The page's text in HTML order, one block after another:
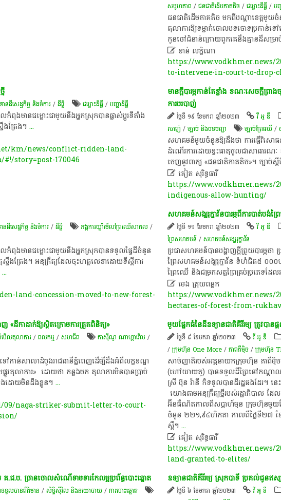
សមូហភាព /​ជនជាតិ​ដើម​ភាគតិច​/ជម្លោះ​ដីធ្លី/ប
ជនជាតិដើមភាគតិច មកពីបណ្តា​ខេត្ត​មួយ​
តុលាការ​ឱ្យទម្លាក់ចោលបទចោទប្រកាន់ទៅ
កូនចៅ​ជំនាន់​ក្រោយ​ពួក​គេ​នឹង​គ្មាន​ដីសម្
 ខាន់ លក្ខិណា
https://www.vodkhmer.news/
to-intervene-in-court-to-drop-
នដីសេដ្ឋកិច្ច និងចំការ/ដីធ្លី ជម្លោះ​ដីធ្លី/បញ្ហា​ដី​ធ្លី​
មាន​ជម្លោះ​ជាមួយ​នឹង​អ្នក​ស្រុក​បានផ្លាស់ប្តូរទីតាំង
ងត្រែង។​ ...
km/news/conflict-ridden-land-
story=post-170046
មានក្ដីបារម្ភកាន់តែខ្លាំង ខណៈសេចក្ដីព្រ
ការបរបាញ់
ថ្ងៃទី ១៩ ខែមករា ឆ្នាំ២០២៣ វី អូ ឌី
របាញ់ /ច្បាប់ និងបទបញ្ជា ច្បាប់​ព្រៃឈើ​​/
សហគមន៍​មួយ​ចំនួន​ឱ្យ​ដឹង​ថា​ ការ​ធ្វើ​វិសោធ
ដំណើរការ​ដោយ​ខ្វះ​ធាតុ​ចូល​ជា​សាធារណៈ​
ចេញ​នូវ​ពាក្យ​ «​ជនជាតិភាគតិច​»​។​ ច្បាប់​ស្
 គៀត សុរិទ្ធធាវី
https://www.vodkhmer.news/
indigenous-allow-hunting/
ដីសេដ្ឋកិច្ច និងចំការ/ដីធ្លី អង្គការឃ្លាំមើលព្រៃឈើសាកល/
ពុង​មាន​ជម្លោះ​ជាមួយនឹង​អ្នកស្រុក​បាន​ទទួល​ផ្ទៃដី​ចំនួន​
ទឹងត្រែង​។​ អនុក្រឹត្យ​ដែល​ចុះហត្ថលេខា​ដោយ​ទីស្តីការ
...
land-concession-moved-to-new-forest-
សហគមន៍សង្ឃរុក្ខាវ័នបារម្ភពីការបាត់ប
ថ្ងៃទី ១១ ខែមករា ឆ្នាំ២០២៣ វី អូ ឌី
ព្រៃ​​​សហគម​​ន៍/សហគមន៍សង្ឃរុក្ខាវ័ន
ប្រជាសហគមន៍បានបង្ហាញក្ដីព្រួយបារម្ភថា
ព្រៃសហគមន៍សង្ឃរុក្ខាវ័ន ទំហំជិត៥ ០០០
ព្រៃឈើ និងជម្រក​សត្វព្រៃគ្រប់ប្រភេទដែ
 មេង គ្រុយពន្លក
https://www.vodkhmer.news/
hectares-of-forest-from-
ដីកាដាក់ឱ្យស្ថិតក្រោមការត្រួតពិនិត្យ»
មើលតុលាការ/ពល​កម្ម/សហជីព កាស៊ីណូ ណា​ហ្គាវើល/
ាន់សាលាដំបូងរាជធានីភ្នំពេញដើម្បីដឹងអំពីលក្ខខណ្ឌ
ផ្លូវតុលាការ» ​ ដោយថា កន្លងមក តុលាការមិនបានប្រាប់
ងដោយមិនដឹងខ្លួន។ ...
09/naga-striker-submit-letter-to-court-
មួយផ្នែកធំនៃដីឧទ្យានជាតិគិរីរម្យ ត្រូវប
ថ្ងៃទី ៩ ខែមករា ឆ្នាំ២០២៣ វី អូ ឌី
/ក្រុមហ៊ុន One More/ភាពភីម៉ិច/ក្រុមហ៊ុន​
សាច់ញាតិរបស់អគ្គនាយក​ក្រុម​ហ៊ុន ភា
(ហៅយាយភូ) បានទទួលដីព្រៃនៅកណ្ដាល
ស្រី ប៊ុន រ៉ានី ក៏ទទួលបានដីរដ្ឋផងដែរ។ ន
យោងតាមអនុក្រឹត្យថ្មីរបស់រដ្ឋាភិបាល ដែ
អ៊ីនធឺណិត​កាល​ពីសប្តាហ៍មុន ក្រុមហ៊ុនមួយដ
ចំនួន ២២១,៩៤ហិកតា កាលពីថ្ងៃទី២៧ ខែ
ស្ពឺ។​...
 គៀត សុរិទ្ធធាវី
https://
land-granted-to-elites/
គ.ជ.ប. ច្រានចោលសំណើទាមទារកែលម្អប្រព័ន្ធបោះឆ្នោត
ទទួលបានព័ត៌មាន /សិទិ្ធស៊ីវិល និងនយោបាយ/ការបោះឆ្នោត
ឧទ្យាន​ជាតិ​គី​រី​រម្យ​ ស្រុក​បាទី​ ប្រគល់​ជូន​ឥស្
ថ្ងៃទី ៦ ខែមករា ឆ្នាំ២០២៣ វី អូ ឌី